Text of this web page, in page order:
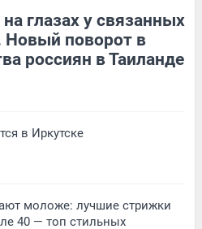
глазах у связанных
Новый поворот в
россиян в Таиланде
в Иркутске
моложе: лучшие стрижки
40 — топ стильных